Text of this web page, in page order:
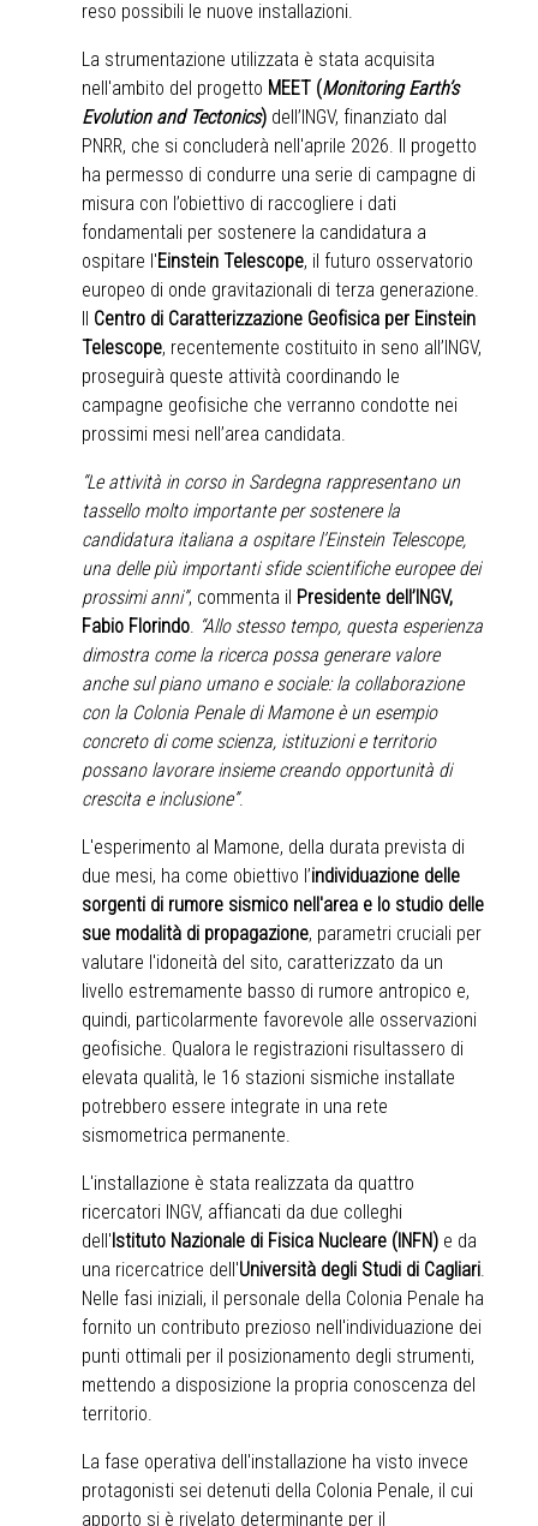
reso possibili le nuove installazioni.
La strumentazione utilizzata è stata acquisita
nell'ambito del progetto MEET (Monitoring Earth’s
Evolution and Tectonics) dell’INGV, finanziato dal
PNRR, che si concluderà nell'aprile 2026. Il progetto
ha permesso di condurre una serie di campagne di
misura con l’obiettivo di raccogliere i dati
fondamentali per sostenere la candidatura a
ospitare l'Einstein Telescope, il futuro osservatorio
europeo di onde gravitazionali di terza generazione.
Il Centro di Caratterizzazione Geofisica per Einstein
Telescope, recentemente costituito in seno all’INGV,
proseguirà queste attività coordinando le
campagne geofisiche che verranno condotte nei
prossimi mesi nell’area candidata.
“Le attività in corso in Sardegna rappresentano un
tassello molto importante per sostenere la
candidatura italiana a ospitare l’Einstein Telescope,
una delle più importanti sfide scientifiche europee dei
prossimi anni”, commenta il Presidente dell’INGV,
Fabio Florindo. “Allo stesso tempo, questa esperienza
dimostra come la ricerca possa generare valore
anche sul piano umano e sociale: la collaborazione
con la Colonia Penale di Mamone è un esempio
concreto di come scienza, istituzioni e territorio
possano lavorare insieme creando opportunità di
crescita e inclusione”.
L'esperimento al Mamone, della durata prevista di
due mesi, ha come obiettivo l’individuazione delle
sorgenti di rumore sismico nell'area e lo studio delle
sue modalità di propagazione, parametri cruciali per
valutare l'idoneità del sito, caratterizzato da un
livello estremamente basso di rumore antropico e,
quindi, particolarmente favorevole alle osservazioni
geofisiche. Qualora le registrazioni risultassero di
elevata qualità, le 16 stazioni sismiche installate
potrebbero essere integrate in una rete
sismometrica permanente.
L'installazione è stata realizzata da quattro
ricercatori INGV, affiancati da due colleghi
dell'Istituto Nazionale di Fisica Nucleare (INFN) e da
una ricercatrice dell'Università degli Studi di Cagliari.
Nelle fasi iniziali, il personale della Colonia Penale ha
fornito un contributo prezioso nell'individuazione dei
punti ottimali per il posizionamento degli strumenti,
mettendo a disposizione la propria conoscenza del
territorio.
La fase operativa dell'installazione ha visto invece
protagonisti sei detenuti della Colonia Penale, il cui
apporto si è rivelato determinante per il